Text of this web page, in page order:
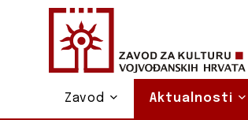
Zavod Aktualnosti